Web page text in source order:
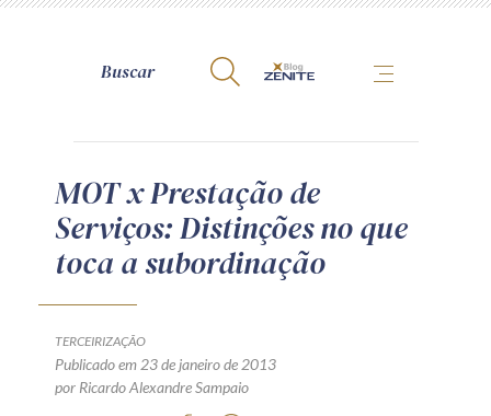
A Zênite
Como publicar conosco
Site da Zênite
Política de Privacidade
Guia de Direitos dos Titulares de Dados
MOT x Prestação de
Serviços: Distinções no que
toca a subordinação
TERCEIRIZAÇÃO
Publicado em 23 de janeiro de 2013
por Ricardo Alexandre Sampaio